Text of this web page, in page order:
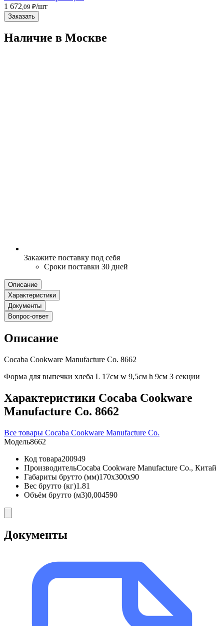
1 672 ,09 ₽/шт
Заказать
Наличие в Москвe
Закажите поставку под себя
Сроки поставки 30 дней
Описание
Характеристики
Документы
Вопрос-ответ
Описание
Cocaba Cookware Manufacture Co. 8662
Форма для выпечки хлеба L 17см w 9,5см h 9см 3 секции
Характеристики Cocaba Cookware
Manufacture Co. 8662
Все товары Cocaba Cookware Manufacture Co.
Модель8662
Код товара200949
ПроизводительCocaba Cookware Manufacture Co., Китай
Габариты брутто (мм)170x300x90
Вес брутто (кг)1.81
Объём брутто (м3)0,004590
Документы